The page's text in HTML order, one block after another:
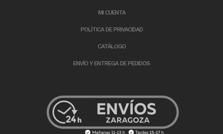
MI CUENTA
POLÍTICA DE PRIVACIDAD
CATÁLOGO
ENVÍO Y ENTREGA DE PEDIDOS